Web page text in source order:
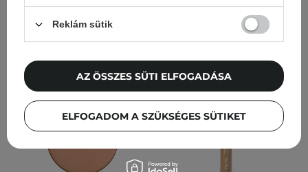
KOSÁRBA KOSÁRBA
Reklám sütik
ELFOGADOM A SZÜKSÉGES SÜTIKET
AZ ÖSSZES SÜTI ELFOGADÁSA